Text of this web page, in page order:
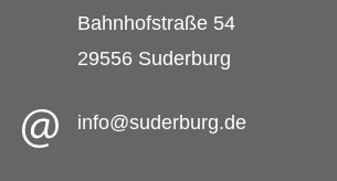
Bahnhofstraße 54
29556 Suderburg
info@suderburg.de